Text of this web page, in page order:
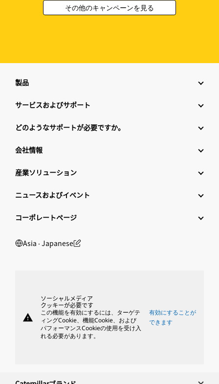
その他のキャンペーンを見る
製品
サービスおよびサポート
どのようなサポートが必要ですか。
会社情報
産業ソリューション
ニュースおよびイベント
コーポレートページ
Asia ‧ Japanese
warning
ソーシャルメディア
クッキーが必要です
この機能を有効にするには、ターゲテ
ィングCookie、機能Cookie、および
パフォーマンスCookieの使用を受け入
れる必要があります。
有効にすることが
できます